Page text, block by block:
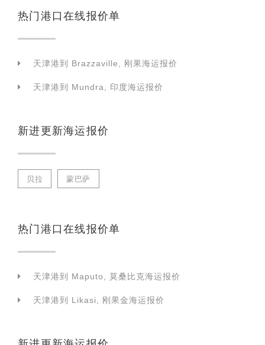
热门港口在线报价单
天津港到 Brazzaville, 刚果海运报价
天津港到 Mundra, 印度海运报价
新进更新海运报价
贝拉 蒙巴萨
热门港口在线报价单
天津港到 Maputo, 莫桑比克海运报价
天津港到 Likasi, 刚果金海运报价